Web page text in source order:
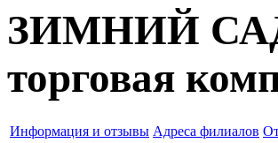
ЗИМНИЙ
торговая
Информация и отзывы Адреса филиалов